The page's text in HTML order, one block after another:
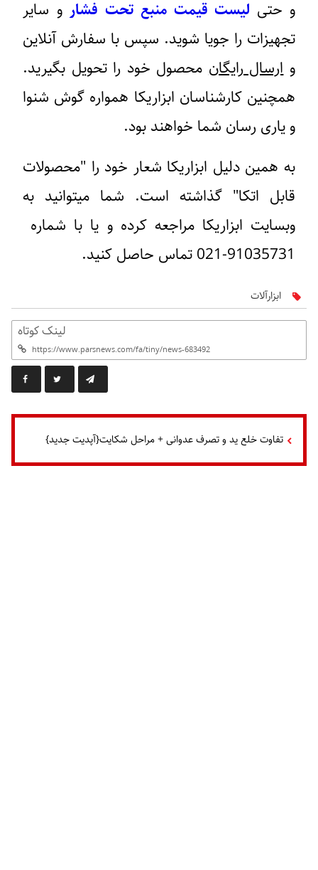
و حتی لیست قیمت منبع تحت فشار و سایر
تجهیزات را جویا شوید. سپس با سفارش آنلاین
وارسال رایگانمحصول خود را تحویل بگیرید.
همچنین کارشناسان ابزاریکا همواره گوش شنوا
و یاری رسان شما خواهند بود.
به همین دلیل ابزاریکا شعار خود را "محصولات
قابل اتکا" گذاشته است. شما میتوانید به
وبسایت ابزاریکا مراجعه کرده و یا با شماره
91035731-021 تماس حاصل کنید.
ابزارآلات
لینک کوتاه
تفاوت خلع ید و تصرف عدوانی + مراحل شکایت{آپدیت جدید}